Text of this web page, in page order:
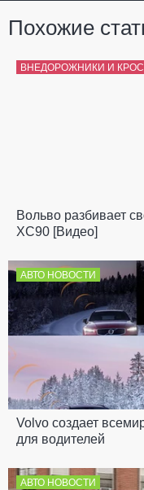
Похожие
ВНЕДОРОЖНИКИ И
Вольво разбивает
XC90 [Видео]
АВТО НОВОСТИ
Volvo создает
для водителей
АВТО НОВОСТИ